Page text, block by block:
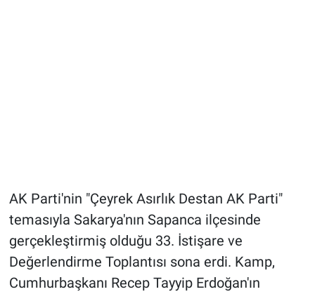
AK Parti'nin "Çeyrek Asırlık Destan AK Parti"
temasıyla Sakarya'nın Sapanca ilçesinde
gerçekleştirmiş olduğu 33. İstişare ve
Değerlendirme Toplantısı sona erdi. Kamp,
Cumhurbaşkanı Recep Tayyip Erdoğan'ın